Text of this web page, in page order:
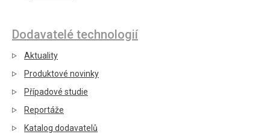
Dodavatelé technologií
Aktuality
Produktové novinky
Případové studie
Reportáže
Katalog dodavatelů